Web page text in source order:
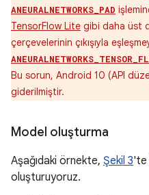
ANEURALNETWORKS_PAD
TensorFlow Lite gibi daha üst
çerçevelerinin çıkışıyla
Bu sorun, Android 10 (API
giderilmiştir.
Model oluşturma
Aşağıdaki örnekte, Şekil 3'te
oluşturuyoruz.